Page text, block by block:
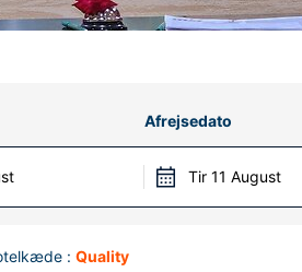
Afrejsedato
Tir 11 August
: Quality